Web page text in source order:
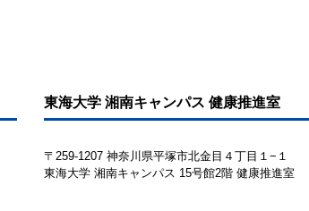
東海大学 湘南キャンパス 健康推進室
〒259-1207 神奈川県平塚市北金目４丁目１−１
東海大学 湘南キャンパス 15号館2階 健康推進室